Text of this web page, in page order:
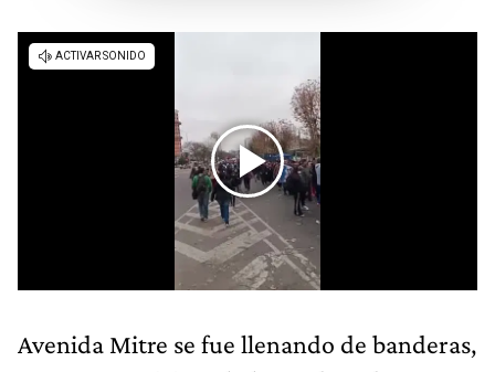
Avenida Mitre se fue llenando de banderas,